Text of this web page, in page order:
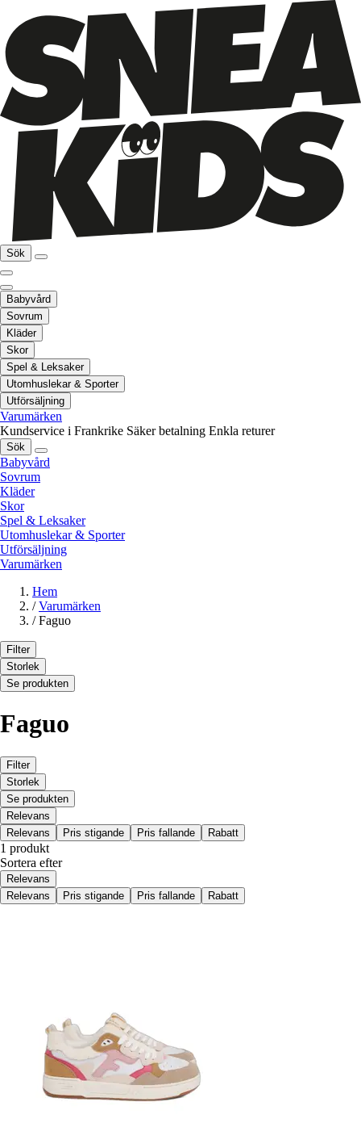
Sök
Babyvård
Sovrum
Kläder
Skor
Spel & Leksaker
Utomhuslekar & Sporter
Utförsäljning
Varumärken
Kundservice i Frankrike Säker betalning Enkla returer
Sök
Babyvård
Sovrum
Kläder
Skor
Spel & Leksaker
Utomhuslekar & Sporter
Utförsäljning
Varumärken
Hem
/ Varumärken
/ Faguo
Filter
Storlek
Se produkten
Faguo
Filter
Storlek
Se produkten
Relevans
Relevans
Pris stigande Pris fallande Rabatt
1 produkt
Sortera efter
Relevans
Relevans
Pris stigande Pris fallande Rabatt